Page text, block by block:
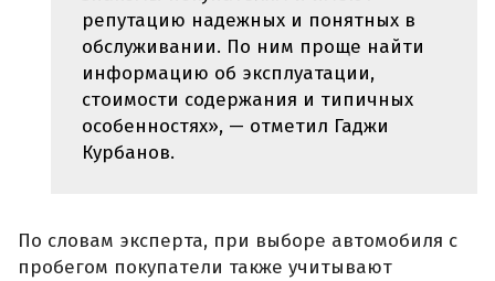
репутацию надежных и понятных в
обслуживании. По ним проще найти
информацию об эксплуатации,
стоимости содержания и типичных
особенностях», — отметил Гаджи
Курбанов.
По словам эксперта, при выборе автомобиля с
пробегом покупатели также учитывают